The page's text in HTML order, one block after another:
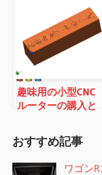
趣味用の小型CNC
ルーターの購入と
に挑戦してみる
（2D DXFファイル
おすすめ記事
ワゴン